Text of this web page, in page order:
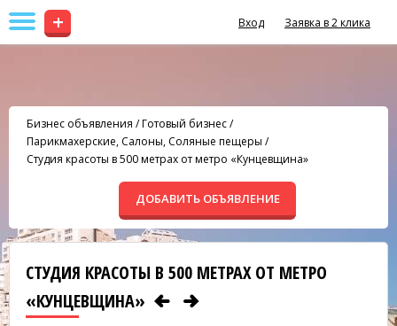
+ Вход Заявка в 2 клика
Бизнес объявления /Готовый бизнес/
Парикмахерские, Салоны, Соляные пещеры /
Студия красоты в 500 метрах от метро «Кунцевщина»
ДОБАВИТЬ ОБЪЯВЛЕНИЕ
СТУДИЯ КРАСОТЫ В 500 МЕТРАХ ОТ МЕТРО
«КУНЦЕВЩИНА»